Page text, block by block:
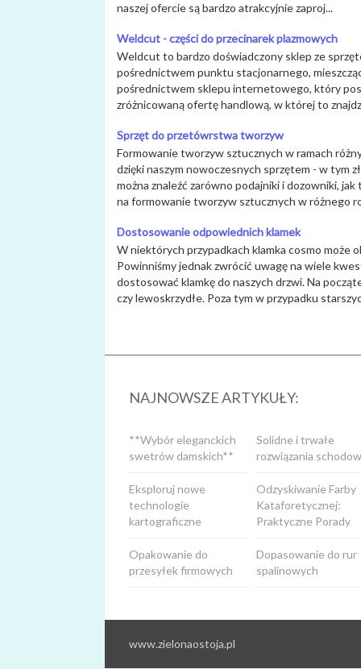
naszej ofercie są bardzo atrakcyjnie zaproj...
Weldcut - części do przecinarek plazmowych
Weldcut to bardzo doświadczony sklep ze
pośrednictwem punktu stacjonarnego,
pośrednictwem sklepu internetowego, który
zróżnicowaną ofertę handlową, w której to
Sprzęt do przetówrstwa tworzyw
Formowanie tworzyw sztucznych w ramach
dzięki naszym nowoczesnych sprzętem - w tym
można znaleźć zarówno podajniki i dozowniki,
na formowanie tworzyw sztucznych w różnego
Dostosowanie odpowiednich klamek
W niektórych przypadkach klamka cosmo może
Powinniśmy jednak zwrócić uwagę na wiele
dostosować klamkę do naszych drzwi. Na
czy lewoskrzydłe. Poza tym w przypadku
NAJNOWSZE ARTYKUŁY:
Solidne i trwałe
rozwiązania
**Wybór eleganckich
swetrów damskich**
Odzyskiwanie Farby
Kataforetycznej:
Praktyczne Porady
Eksploruj nowe
technologie
kartograficzne
Dopasowanie do rur
spalinowych
Opakowanie do
przesyłek firmowych
www.zielonaostoja.pl